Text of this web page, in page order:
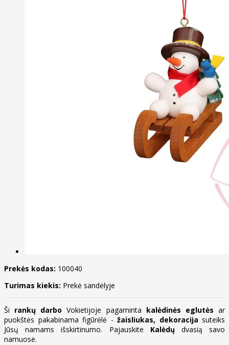
Prekės kodas: 100040
Turimas kiekis: Prekė sandėlyje
Ši rankų darbo Vokietijoje pagaminta kalėdinės eglutės ar
puokštės pakabinama figūrėlė - žaisliukas, dekoracija suteiks
Jūsų namams išskirtinumo. Pajauskite Kalėdųdvasią savo
namuose.